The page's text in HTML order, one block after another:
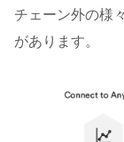
チェーン外の様
があります。